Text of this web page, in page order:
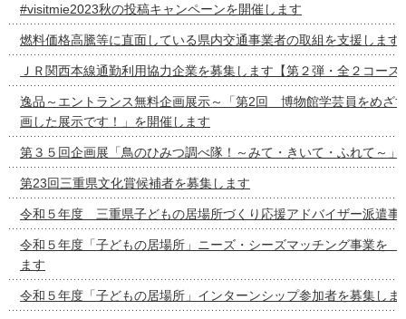
#visitmie2023秋の投稿キャンペーンを開催します
燃料価格高騰等に直面している県内交通事業者の取組を支援します
ＪＲ関西本線通勤利用協力企業を募集します【第２弾・全２コース
逸品～エントランス無料企画展示～「第2回 博物館学芸員をめざ
画した展示です！」を開催します
第３５回企画展「鳥のひみつ調べ隊！～みて・きいて・ふれて～」
第23回三重県文化賞候補者を募集します
令和５年度 三重県子どもの居場所づくり応援アドバイザー派遣事
令和５年度「子どもの居場所」ニーズ・シーズマッチング
ます
令和５年度「子どもの居場所」インターンシップ参加者を募集しま